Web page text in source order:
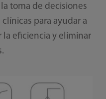
toma de decisiones
para ayudar a
la eficiencia y eliminar